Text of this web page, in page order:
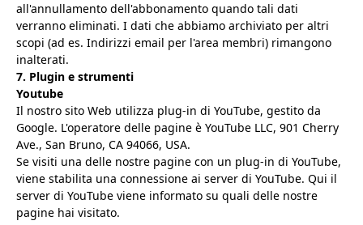
all'annullamento dell'abbonamento quando tali dati
verranno eliminati. I dati che abbiamo archiviato per altri
scopi (ad es. Indirizzi email per l'area membri) rimangono
inalterati.
7. Plugin e strumenti
Youtube
Il nostro sito Web utilizza plug-in di YouTube, gestito da
Google. L'operatore delle pagine è YouTube LLC, 901 Cherry
Ave., San Bruno, CA 94066, USA.
Se visiti una delle nostre pagine con un plug-in di YouTube,
viene stabilita una connessione ai server di YouTube. Qui il
server di YouTube viene informato su quali delle nostre
pagine hai visitato.